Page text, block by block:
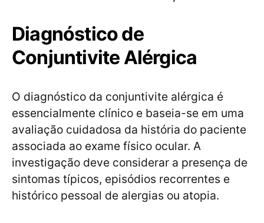
Diagnóstico de
Conjuntivite Alérgica
O diagnóstico da conjuntivite alérgica é
essencialmente clínico e baseia-se em uma
avaliação cuidadosa da história do paciente
associada ao exame físico ocular. A
investigação deve considerar a presença de
sintomas típicos, episódios recorrentes e
histórico pessoal de alergias ou atopia.